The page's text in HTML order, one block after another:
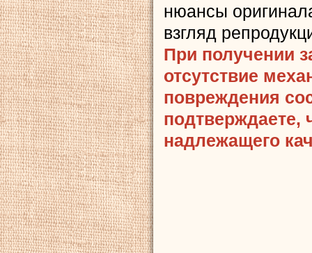
нюансы
взгляд
При получении
отсутствие
повреждения
подтверждаете,
надлежащего